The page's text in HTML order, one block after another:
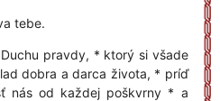
tebe.
pravdy, * ktorý si všade
dobra a darca života, * príď
nás od každej poškvrny * a